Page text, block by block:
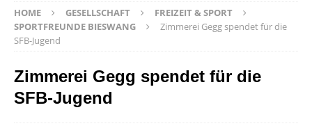
HOME GESELLSCHAFT
FREIZEIT & SPORT
SPORTFREUNDE BIESWANG
Zimmerei Gegg spendet für die
SFB-Jugend
Zimmerei Gegg spendet für die
SFB-Jugend